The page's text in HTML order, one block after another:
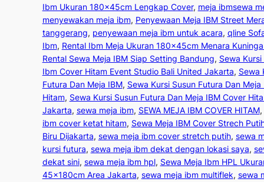
Ibm Ukuran 180x45cm Lengkap Cover, meja ibmsewa
menyewakan meja ibm, Penyewaan Meja IBM Street
tanggerang, penyewaan meja ibm untuk acara, qline
Ibm, Rental Ibm Meja Ukuran 180x45cm Menara
Rental Sewa Meja IBM Siap Setting Bandung, Sewa
Ibm Cover Hitam Event Studio Bali United Jakarta, Sewa
Futura Dan Meja IBM, Sewa Kursi Susun Futura Dan Meja
Hitam, Sewa Kursi Susun Futura Dan Meja IBM Cover
Jakarta, sewa meja ibm, SEWA MEJA IBM COVER HITAM,
ibm cover ketat hitam, Sewa Meja IBM Cover Strech
Biru Dijakarta, sewa meja ibm cover stretch putih, sewa
kursi futura, sewa meja ibm dekat dengan lokasi saya,
dekat sini, sewa meja ibm hpl, Sewa Meja Ibm HPL
45x180cm Area Jakarta, sewa meja ibm multiflek, sewa